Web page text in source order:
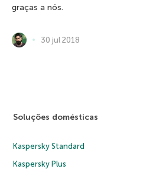
graças a nós.
30 jul 2018
Soluções domésticas
Kaspersky Standard
Kaspersky Plus